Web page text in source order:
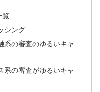
覧
シング
系の審査のゆるいキャ
系の審査がゆるいキャ